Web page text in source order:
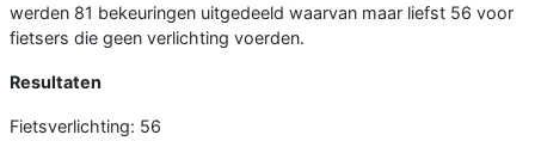
werden 81 bekeuringen uitgedeeld waarvan maar liefst 56 voor
fietsers die geen verlichting voerden.
Resultaten
Fietsverlichting: 56